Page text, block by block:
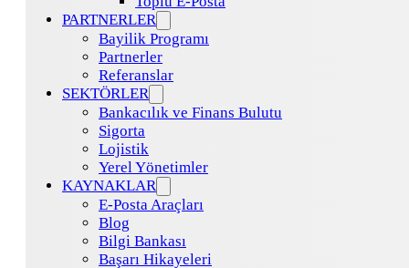
PARTNERLER
Bayilik Programı
Partnerler
Referanslar
SEKTÖRLER
Bankacılık ve Finans Bulutu
Sigorta
Lojistik
Yerel Yönetimler
KAYNAKLAR
E-Posta Araçları
Blog
Bilgi Bankası
Başarı Hikayeleri